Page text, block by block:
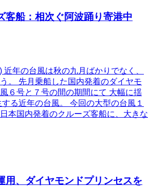
客船：相次ぐ阿波踊り寄港中
近年の台風は秋の九月ばかりでなく、
。 先月乗船した国内発着のダイヤモ
６号と７号の間の期間にて 大幅に揺
る近年の台風。 今回の大型の台風１
本国内発着のクルーズ客船に、大きな
用、ダイヤモンドプリンセスを